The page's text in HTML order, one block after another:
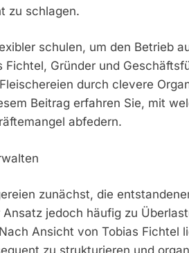
zu schlagen.
schulen, um den Betrieb
Gründer und
durch clevere
Beitrag erfahren Sie, mit
abfedern.
zunächst, die
jedoch häufig zu
Ansicht von Tobias Fichtel